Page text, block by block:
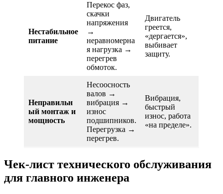
Нестабильное
питание
Перекос фаз,
скачки
напряжения
→
неравномерна
я нагрузка →
перегрев
обмоток.
Двигатель
греется,
«дергается»,
выбивает
защиту.
Неправильн
ый монтаж и
мощность
Несоосность
валов →
вибрация →
износ
подшипников.
Перегрузка →
перегрев.
Вибрация,
быстрый
износ, работа
«на пределе».
Чек-лист технического обслуживания
для главного инженера